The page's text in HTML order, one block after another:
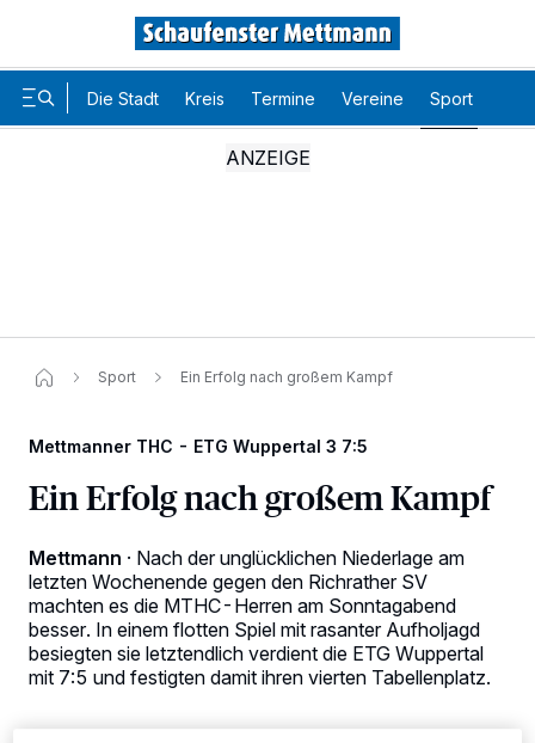
Die Stadt Kreis Termine Vereine Sport
Sport Ein Erfolg nach großem Kampf
Mettmanner THC - ETG Wuppertal 3 7:5
Ein Erfolg nach großem Kampf
Mettmann · Nach der unglücklichen Niederlage am
letzten Wochenende gegen den Richrather SV
machten es die MTHC-Herren am Sonntagabend
besser. In einem flotten Spiel mit rasanter Aufholjagd
besiegten sie letztendlich verdient die ETG Wuppertal
mit 7:5 und festigten damit ihren vierten Tabellenplatz.
Wir und unsere218-Partner speichern und greifen auf
Kennungen auf Ihrem Gerät zu. Durch Auswahl von OK aktivieren Sie
Tracking-Technologien für die unter „Wir und unsere Partner
verarbeiten Daten, um Ihnen Dienste bereitzustellen“ aufgeführten
Zwecke. Wenn Tracker deaktiviert sind, sind manche Inhalte und
Anzeigen möglicherweise nicht mehr so relevant für Sie. Sie können
dieses Menü jederzeit wieder aufrufen, um Ihre Einstellungen zu
ändern oder Ihre Einwilligung zu widerrufen, indem Sie auf den Link
Einstellungen oder Ablehnen am unteren Rand der Webseite klicken.